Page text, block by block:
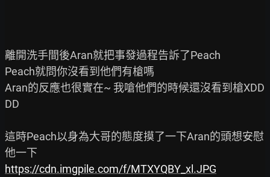
離開洗手間後Aran就把事發過程告訴了Peach
Peach就問你沒看到他們有槍嗎
Aran的反應也很實在~ 我嗆他們的時候還沒看到槍XDD
DD
這時Peach以身為大哥的態度摸了一下Aran的頭想安慰
https://cdn.imgpile.com/f/MTXYQBY_xl.JPG